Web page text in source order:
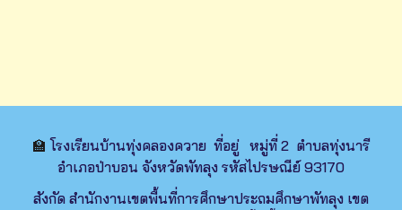
🏫โรงเรียนบ้านทุ่งคลองควาย ที่อยู่ หมู่ที่ 2 ตำบลทุ่งนารี
อำเภอป่าบอน จังหวัดพัทลุง รหัสไปรษณีย์ 93170
สังกัด สำนักงานเขตพื้นที่การศึกษาประถมศึกษาพัทลุง เขต